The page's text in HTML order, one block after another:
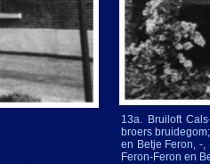
13a. Bruiloft
broers
en Betje Feron, -,
Feron-Feron en